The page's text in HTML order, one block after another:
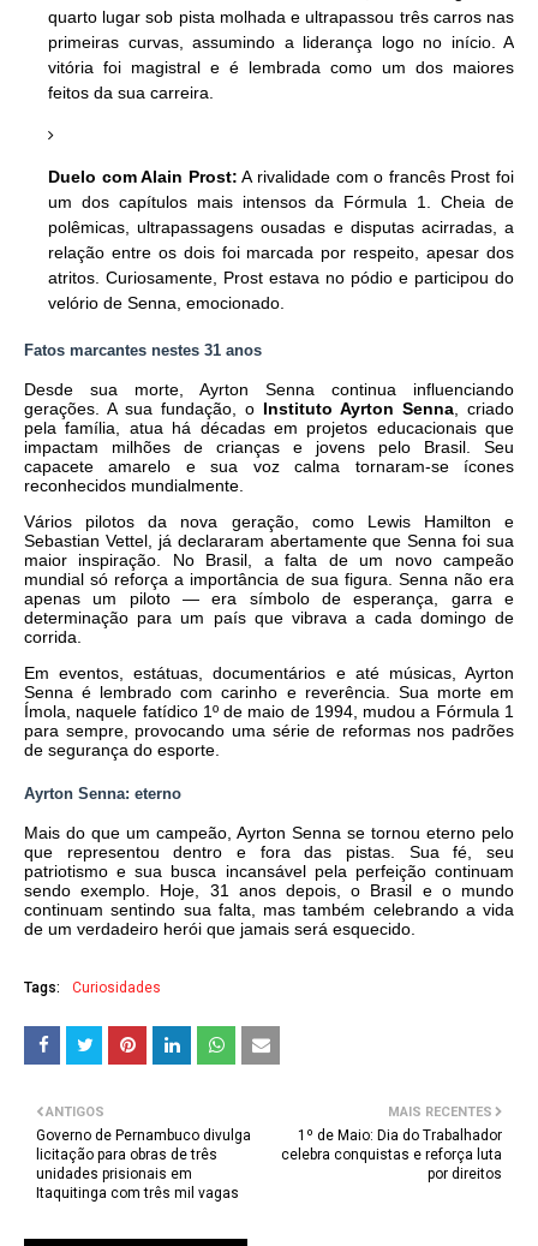
quarto lugar sob pista molhada e ultrapassou três carros nas
primeiras curvas, assumindo a liderança logo no início. A
vitória foi magistral e é lembrada como um dos maiores
feitos da sua carreira.
Duelo com Alain Prost: A rivalidade com o francês Prost foi
um dos capítulos mais intensos da Fórmula 1. Cheia de
polêmicas, ultrapassagens ousadas e disputas acirradas, a
relação entre os dois foi marcada por respeito, apesar dos
atritos. Curiosamente, Prost estava no pódio e participou do
velório de Senna, emocionado.
Fatos marcantes nestes 31 anos
Desde sua morte, Ayrton Senna continua influenciando
gerações. A sua fundação, o Instituto Ayrton Senna , criado
pela família, atua há décadas em projetos educacionais que
impactam milhões de crianças e jovens pelo Brasil. Seu
capacete amarelo e sua voz calma tornaram-se ícones
reconhecidos mundialmente.
Vários pilotos da nova geração, como Lewis Hamilton e
Sebastian Vettel, já declararam abertamente que Senna foi sua
maior inspiração. No Brasil, a falta de um novo campeão
mundial só reforça a importância de sua figura. Senna não era
apenas um piloto — era símbolo de esperança, garra e
determinação para um país que vibrava a cada domingo de
corrida.
Em eventos, estátuas, documentários e até músicas, Ayrton
Senna é lembrado com carinho e reverência. Sua morte em
Ímola, naquele fatídico 1º de maio de 1994, mudou a Fórmula 1
para sempre, provocando uma série de reformas nos padrões
de segurança do esporte.
Ayrton Senna: eterno
Mais do que um campeão, Ayrton Senna se tornou eterno pelo
que representou dentro e fora das pistas. Sua fé, seu
patriotismo e sua busca incansável pela perfeição continuam
sendo exemplo. Hoje, 31 anos depois, o Brasil e o mundo
continuam sentindo sua falta, mas também celebrando a vida
de um verdadeiro herói que jamais será esquecido.
Tags: Curiosidades
MAIS RECENTES
1º de Maio: Dia do Trabalhador
celebra conquistas e reforça luta
por direitos
ANTIGOS
Governo de Pernambuco divulga
licitação para obras de três
unidades prisionais em
Itaquitinga com três mil vagas